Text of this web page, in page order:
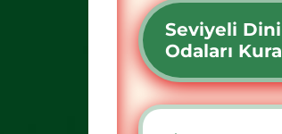
Seviyeli
Odaları